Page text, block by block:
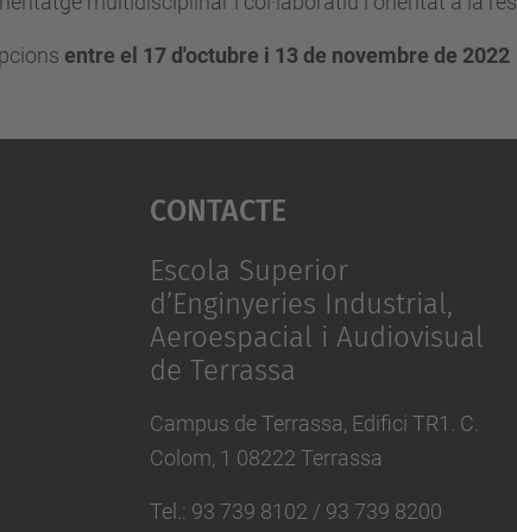
entre el 17 d'octubre i 13 de novembre de 2022
Contacte
Escola Superior
d’Enginyeries Industrial,
Aeroespacial i Audiovisual
de Terrassa
Campus de Terrassa, Edifici TR1. C.
Colom, 1 08222 Terrassa
Tel. : 93 739 8102 / 93 739 8200